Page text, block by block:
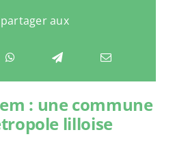
aux
: une commune
lilloise